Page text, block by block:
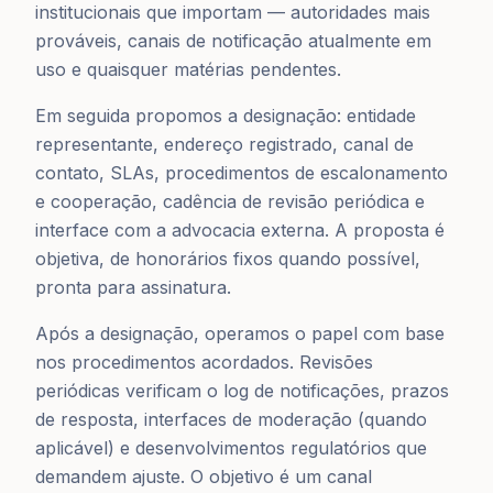
institucionais que importam — autoridades mais
prováveis, canais de notificação atualmente em
uso e quaisquer matérias pendentes.
Em seguida propomos a designação: entidade
representante, endereço registrado, canal de
contato, SLAs, procedimentos de escalonamento
e cooperação, cadência de revisão periódica e
interface com a advocacia externa. A proposta é
objetiva, de honorários fixos quando possível,
pronta para assinatura.
Após a designação, operamos o papel com base
nos procedimentos acordados. Revisões
periódicas verificam o log de notificações, prazos
de resposta, interfaces de moderação (quando
aplicável) e desenvolvimentos regulatórios que
demandem ajuste. O objetivo é um canal